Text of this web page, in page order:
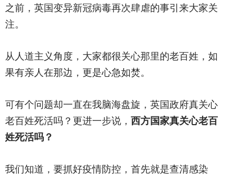
之前，英国变异新冠病毒再次肆虐的事引来大家关
注。
从人道主义角度，大家都很关心那里的老百姓，如
果有亲人在那边，更是心急如焚。
可有个问题却一直在我脑海盘旋，英国政府真关心
老百姓死活吗？更进一步说， 西方国家真关心老百
姓死活吗？
我们知道，要抓好疫情防控，首先就是查清感染